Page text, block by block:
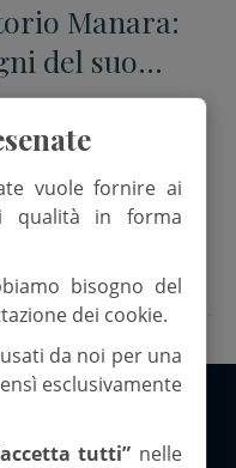
Manara:
del suo
411
Cesenate
vuole fornire ai
qualità in forma
bisogno del
dei cookie.
da noi per una
esclusivamente
tutti” nelle